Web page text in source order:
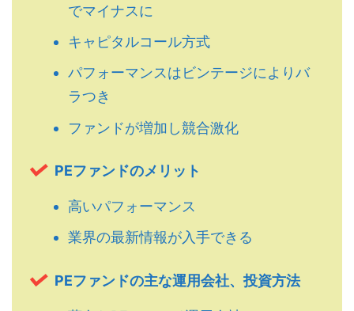
でマイナスに
キャピタルコール方式
パフォーマンスはビンテージによりバ
ラつき
ファンドが増加し競合激化
PEファンドのメリット
高いパフォーマンス
業界の最新情報が入手できる
PEファンドの主な運用会社、投資方法